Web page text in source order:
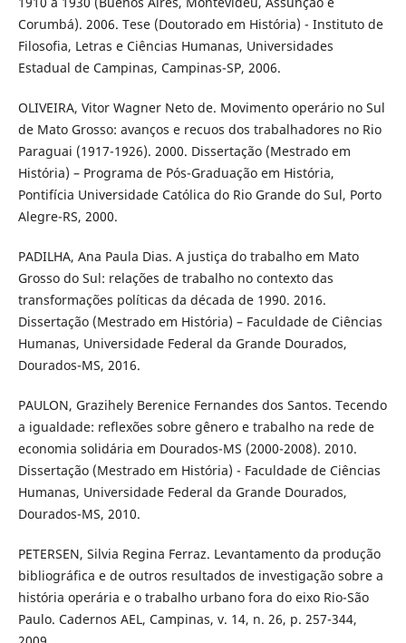
Corumbá). 2006. Tese (Doutorado em História) - Instituto de
Filosofia, Letras e Ciências Humanas, Universidades
Estadual de Campinas, Campinas-SP, 2006.
OLIVEIRA, Vitor Wagner Neto de. Movimento operário no Sul
de Mato Grosso: avanços e recuos dos trabalhadores no Rio
Paraguai (1917-1926). 2000. Dissertação (Mestrado em
História) – Programa de Pós-Graduação em História,
Pontifícia Universidade Católica do Rio Grande do Sul, Porto
Alegre-RS, 2000.
PADILHA, Ana Paula Dias. A justiça do trabalho em Mato
Grosso do Sul: relações de trabalho no contexto das
transformações políticas da década de 1990. 2016.
Dissertação (Mestrado em História) – Faculdade de Ciências
Humanas, Universidade Federal da Grande Dourados,
Dourados-MS, 2016.
PAULON, Grazihely Berenice Fernandes dos Santos. Tecendo
a igualdade: reflexões sobre gênero e trabalho na rede de
economia solidária em Dourados-MS (2000-2008). 2010.
Dissertação (Mestrado em História) - Faculdade de Ciências
Humanas, Universidade Federal da Grande Dourados,
Dourados-MS, 2010.
PETERSEN, Silvia Regina Ferraz. Levantamento da produção
bibliográfica e de outros resultados de investigação sobre a
história operária e o trabalho urbano fora do eixo Rio-São
Paulo. Cadernos AEL, Campinas, v. 14, n. 26, p. 257-344,